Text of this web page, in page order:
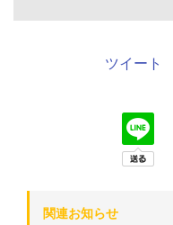
ツイート
関連お知らせ